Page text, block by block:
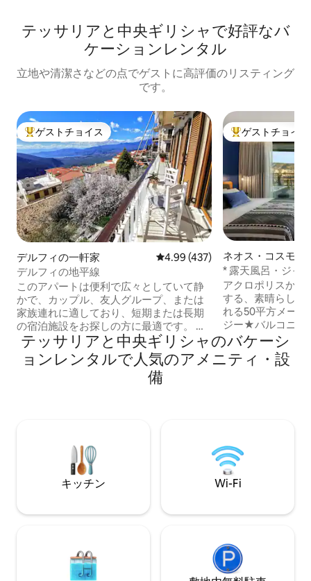
テッサリアと中央ギリシャで好評なバ
ケーションレンタル
立地や清潔さなどの点でゲストに高評価のリスティング
です。
大好評のゲストチョイスです。
ゲストチョイス
デルフィの一軒家 レビュー437件、5つ星中4.99つ
4.99 (437)
デルフィの地平線
このアパートは便利で広々としていて静
かで、カップル、友人グループ、または
家族連れに適しており、短期または長期
の宿泊施設をお探しの方に最適です。 理
想的なロケーションに建てられているの
で、ゲストはデルフィの地平線を眺めな
がらリラックスできる時間を過ごすこと
ができます！ デルフィの中心部からわず
トを選んで、楽しんでいただけることを
願っています！
大好評のゲスト
ゲストチョイス
ネオス・コスモス
ン・アパート
* 露天風呂・ジャ
Suites A *
アクロポリスから
する、素晴らしい
れる50平方メートルの
ジー★バルコニ
ド 豪華なフルバスルー
エアコン スマー
ッソコーヒーマシン 私たちのジャグ
テッサリアと中央ギリシャのバケーシ
ョンレンタルで人気のアメニティ・設
備
キッチン Wi-Fi